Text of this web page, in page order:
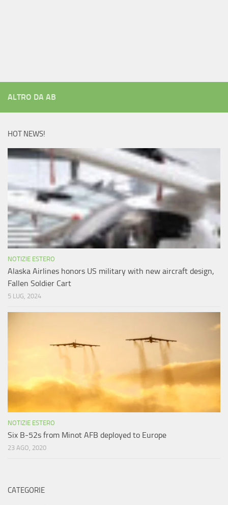
ALTRO DA AB
HOT NEWS!
NOTIZIE ESTERO
Alaska Airlines honors US military with new aircraft design,
Fallen Soldier Cart
5 LUG, 2024
NOTIZIE ESTERO
Six B-52s from Minot AFB deployed to Europe
23 AGO, 2020
CATEGORIE